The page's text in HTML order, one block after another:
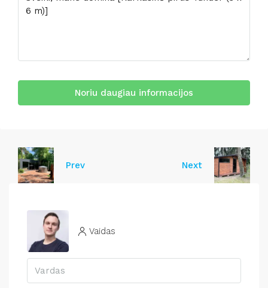
Noriu daugiau informacijos
Prev Next
Vaidas